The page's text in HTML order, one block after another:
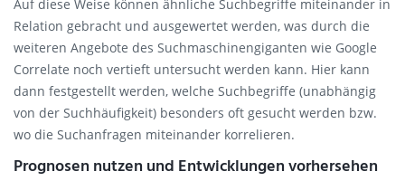
Auf diese Weise können ähnliche Suchbegriffe miteinander in
Relation gebracht und ausgewertet werden, was durch die
weiteren Angebote des Suchmaschinengiganten wie Google
Correlate noch vertieft untersucht werden kann. Hier kann
dann festgestellt werden, welche Suchbegriffe (unabhängig
von der Suchhäufigkeit) besonders oft gesucht werden bzw.
wo die Suchanfragen miteinander korrelieren.
Prognosen nutzen und Entwicklungen vorhersehen